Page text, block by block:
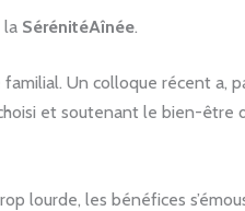
la SérénitéAînée.
Un colloque récent
et soutenant le bien-être
les bénéfices